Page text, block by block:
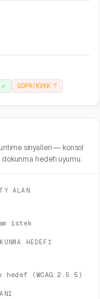
✓ GDPR/KVKK?
sinyalleri — konsol
dokunma hedefi uyumu.
ALAN
istek
HEDEFİ
hedef (WCAG 2.5.5)